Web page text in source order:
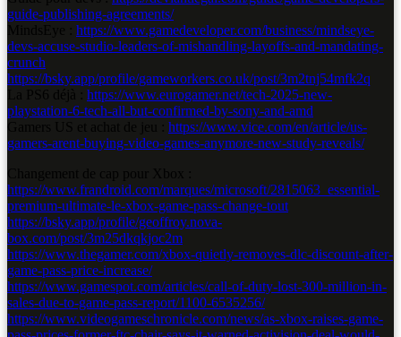
guide-publishing-agreements/
https://www.gamedeveloper.com/business/mindseye-
devs-accuse-studio-leaders-of-mishandling-layoffs-and-mandating-
crunch
https://bsky.app/profile/gameworkers.co.uk/post/3m2tnj54mfk2q
https://www.eurogamer.net/tech-2025-new-
playstation-6-tech-all-but-confirmed-by-sony-and-amd
https://www.vice.com/en/article/us-
gamers-arent-buying-video-games-anymore-new-study-reveals/
https://www.frandroid.com/marques/microsoft/2815063_essential-
premium-ultimate-le-xbox-game-pass-change-tout
https://bsky.app/profile/geoffroy.nova-
box.com/post/3m25dkqkjoc2m
https://www.thegamer.com/xbox-quietly-removes-dlc-discount-after-
game-pass-price-increase/
https://www.gamespot.com/articles/call-of-duty-lost-300-million-in-
sales-due-to-game-pass-report/1100-6535256/
https://www.videogameschronicle.com/news/as-xbox-raises-game-